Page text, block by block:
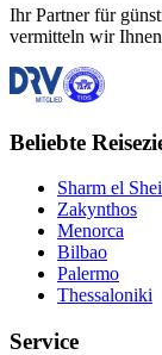
Ihr Partner für
vermitteln wir
Beliebte
Sharm el
Zakynthos
Menorca
Bilbao
Palermo
Thessaloniki
Service